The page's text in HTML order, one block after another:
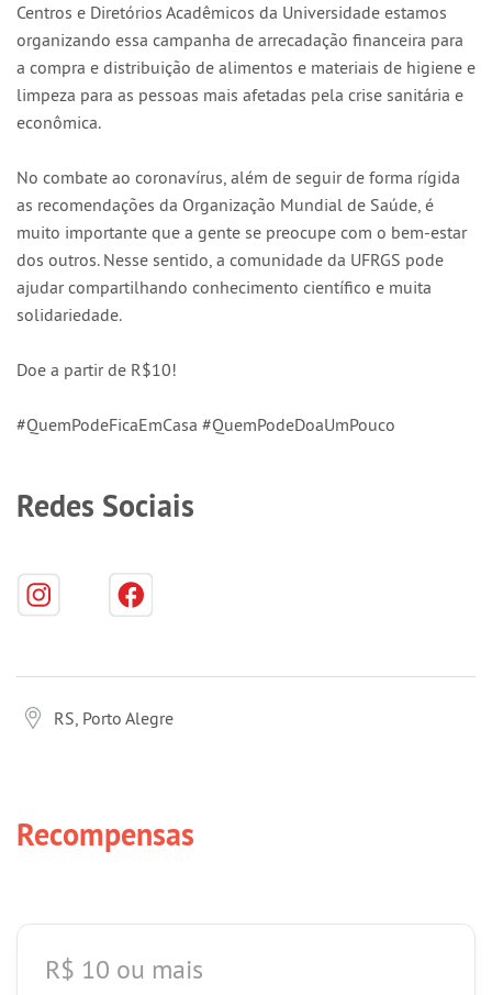
Centros e Diretórios Acadêmicos da Universidade estamos
organizando essa campanha de arrecadação financeira para
a compra e distribuição de alimentos e materiais de higiene e
limpeza para as pessoas mais afetadas pela crise sanitária e
econômica.
No combate ao coronavírus, além de seguir de forma rígida
as recomendações da Organização Mundial de Saúde, é
muito importante que a gente se preocupe com o bem-estar
dos outros. Nesse sentido, a comunidade da UFRGS pode
ajudar compartilhando conhecimento científico e muita
solidariedade.
Doe a partir de R$10!
#QuemPodeFicaEmCasa #QuemPodeDoaUmPouco
Redes Sociais
RS, Porto Alegre
Recompensas
R$ 10 ou mais